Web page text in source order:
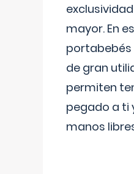
mayor. En
portabebés
de gran
permiten
pegado a ti
manos